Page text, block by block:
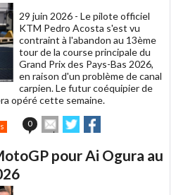
29 juin 2026 - Le pilote officiel
KTM Pedro Acosta s'est vu
contraint à l'abandon au 13ème
tour de la course principale du
Grand Prix des Pays-Bas 2026,
en raison d'un problème de canal
carpien. Le futur coéquipier de
opéré cette semaine.
0
Envoyer
cet
à
Partager
sur sur
pour Ai Ogura au